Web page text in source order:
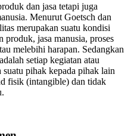
dan jasa tetapi juga
Menurut Goetsch dan
merupakan suatu kondisi
produk, jasa manusia, proses
melebihi harapan. Sedangkan
setiap kegiatan atau
pihak kepada pihak lain
fisik (intangible) dan tidak